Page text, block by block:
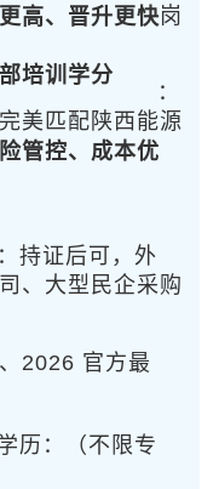
岗
高、晋升更快
培训学分
：
管控、成本优
美匹配陕西能源
：持证后可 ，外
、大型民企采购
2026 官方最
历：
（不限专